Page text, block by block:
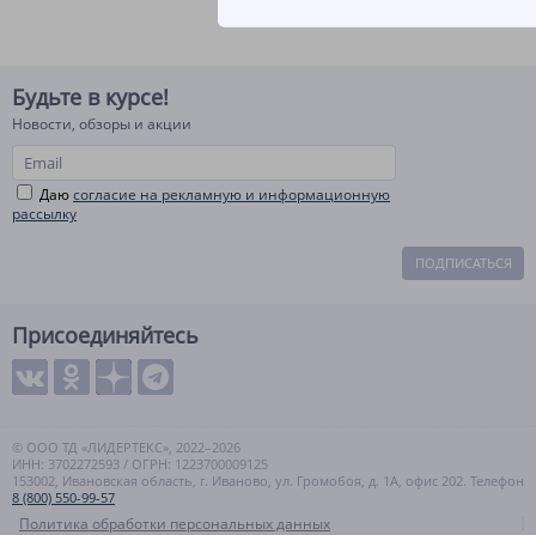
Будьте в курсе!
Новости, обзоры и акции
Даюсогласие на рекламную и информационную
рассылку
ПОДПИСАТЬСЯ
Присоединяйтесь
© ООО ТД «ЛИДЕРТЕКС», 2022–2026
ИНН: 3702272593 / ОГРН: 1223700009125
153002, Ивановская область, г. Иваново, ул. Громобоя, д. 1А, офис 202. Телефон
8 (800) 550-99-57
Политика обработки персональных данных